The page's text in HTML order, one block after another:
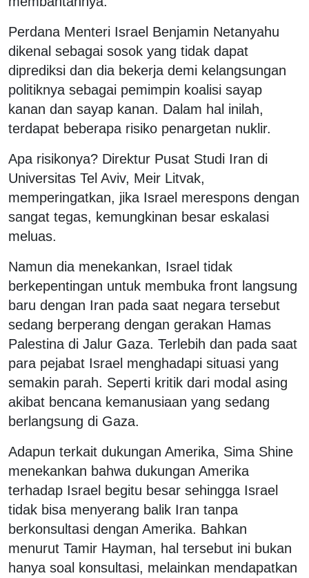
Perdana Menteri Israel Benjamin Netanyahu
dikenal sebagai sosok yang tidak dapat
diprediksi dan dia bekerja demi kelangsungan
politiknya sebagai pemimpin koalisi sayap
kanan dan sayap kanan. Dalam hal inilah,
terdapat beberapa risiko penargetan nuklir.
Apa risikonya? Direktur Pusat Studi Iran di
Universitas Tel Aviv, Meir Litvak,
memperingatkan, jika Israel merespons dengan
sangat tegas, kemungkinan besar eskalasi
meluas.
Namun dia menekankan, Israel tidak
berkepentingan untuk membuka front langsung
baru dengan Iran pada saat negara tersebut
sedang berperang dengan gerakan Hamas
Palestina di Jalur Gaza. Terlebih dan pada saat
para pejabat Israel menghadapi situasi yang
semakin parah. Seperti kritik dari modal asing
akibat bencana kemanusiaan yang sedang
berlangsung di Gaza.
Adapun terkait dukungan Amerika, Sima Shine
menekankan bahwa dukungan Amerika
terhadap Israel begitu besar sehingga Israel
tidak bisa menyerang balik Iran tanpa
berkonsultasi dengan Amerika. Bahkan
menurut Tamir Hayman, hal tersebut ini bukan
hanya soal konsultasi, melainkan mendapatkan